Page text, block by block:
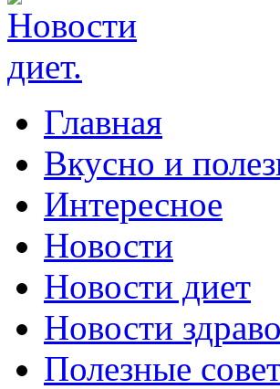
Главная
Вкусно и
Интересное
Новости
Новости диет
Новости
Полезные